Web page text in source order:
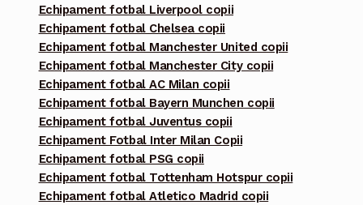
Echipament fotbal Liverpool copii
Echipament fotbal Chelsea copii
Echipament fotbal Manchester United copii
Echipament fotbal Manchester City copii
Echipament fotbal AC Milan copii
Echipament fotbal Bayern Munchen copii
Echipament fotbal Juventus copii
Echipament Fotbal Inter Milan Copii
Echipament fotbal PSG copii
Echipament fotbal Tottenham Hotspur copii
Echipament fotbal Atletico Madrid copii